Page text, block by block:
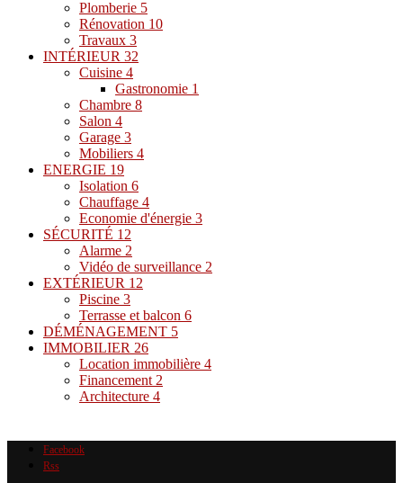
Plomberie 5
Rénovation 10
Travaux 3
INTÉRIEUR 32
Cuisine 4
Gastronomie 1
Chambre 8
Salon 4
Garage 3
Mobiliers 4
ENERGIE 19
Isolation 6
Chauffage 4
Economie d'énergie 3
SÉCURITÉ 12
Alarme 2
Vidéo de surveillance 2
EXTÉRIEUR 12
Piscine 3
Terrasse et balcon 6
DÉMÉNAGEMENT 5
IMMOBILIER 26
Location immobilière 4
Financement2
Architecture 4
Facebook
Rss